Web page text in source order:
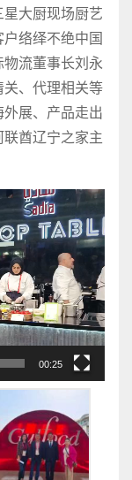
大厨现场厨艺
络绎不绝中国
流董事长刘永
、代理相关等
展、产品走出
酋辽宁之家主
00:25